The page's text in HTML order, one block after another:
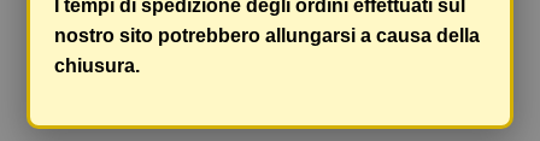
caso di oggetti fragili.
Le scatole hanno dimensioni adeguatamente
ampie e i vostri articoli son ben protetti.
I tempi di spedizione degli ordini effettuati sul
nostro sito potrebbero allungarsi a causa della
chiusura.